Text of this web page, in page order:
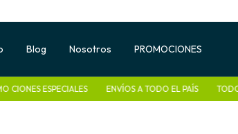
Blog Nosotros PROMOCIONES
CIONES ESPECIALES ENVÍOS A TODO EL PAÍS TODO